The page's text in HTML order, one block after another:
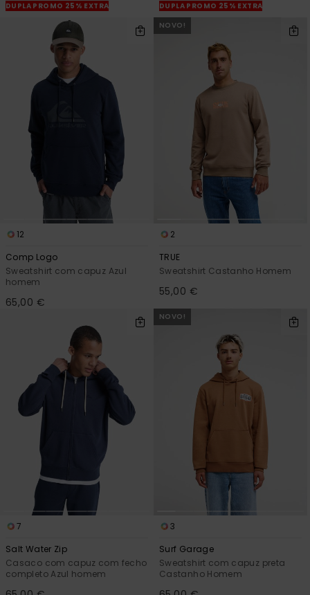
DUPLA PROMO 25% EXTRA
DUPLA PROMO 25% EXTRA
12
Comp Logo
Sweatshirt com capuz Azul
homem
65,00 €
NOVO!
2
TRUE
Sweatshirt Castanho Homem
55,00 €
7
Salt Water Zip
Casaco com capuz com fecho
completo Azul homem
NOVO!
3
Surf Garage
Sweatshirt com capuz preta
Castanho Homem